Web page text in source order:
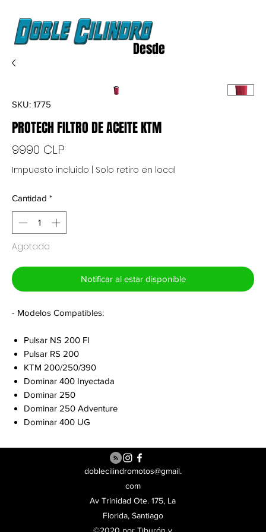
Desde
SKU: 1775
PROTECH FILTRO DE ACEITE KTM
9990 CLP
Impuesto incluido | Solo retiro en local
Cantidad *
Agotado
Notificar al estar disponible
- Modelos Compatibles:
Pulsar NS 200 FI
Pulsar RS 200
KTM 200/250/390
Dominar 400 Inyectada
Dominar 250
Dominar 250 Adventure
Dominar 400 UG
doblecilindromotos@gmail.
com
Av Trinidad Ote. 175, La
Florida, Santiago